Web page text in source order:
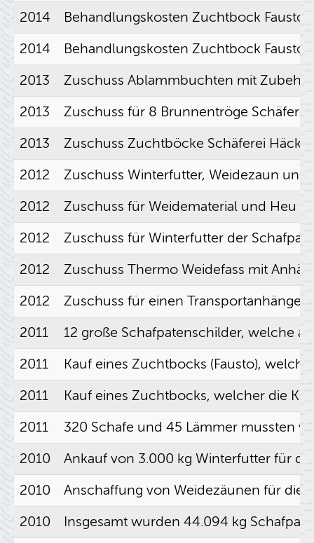
2014
Be­hand­lungs­kos­ten Zucht­bock Faus­to
2014
Be­hand­lungs­kos­ten Zucht­bock Faus­to
2013
Zu­schuss Ab­lamm­buch­ten mit
2013
Zu­schuss für 8 Brun­nen­trö­ge Schä­fe­rei
2013
Zu­schuss Zucht­bö­cke Schä­fe­rei Häckh
2012
Zu­schuss Win­ter­fut­ter, Wei­de­zaun und
2012
Zu­schuss für Wei­de­ma­te­ri­al und Heu
2012
Zu­schuss für Win­ter­fut­ter der
2012
Zu­schuss Ther­mo Wei­de­fass mit
2012
Zu­schuss für einen Trans­port­an­hän­ger
2011
12 große Schaf­pa­ten­schil­der, wel­che
2011
Kauf eines Zucht­bocks (Faus­to),
2011
Kauf eines Zucht­bocks, wel­cher die
2011
320 Scha­fe und 45 Läm­mer muss­ten
2010
An­kauf von 3.000 kg Win­ter­fut­ter für
2010
An­schaf­fung von Wei­de­zäu­nen für die
2010
Ins­ge­samt wur­den 44.094 kg